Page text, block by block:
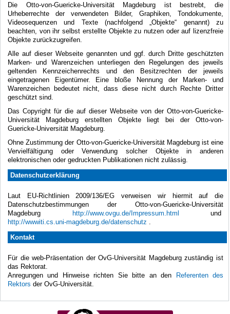
Die Otto-von-Guericke-Universität Magdeburg ist bestrebt, die
Urheberrechte der verwendeten Bilder, Graphiken, Tondokumente,
Videosequenzen und Texte (nachfolgend „Objekte“ genannt) zu
beachten, von ihr selbst erstellte Objekte zu nutzen oder auf lizenzfreie
Objekte zurückzugreifen.
Alle auf dieser Webseite genannten und ggf. durch Dritte geschützten
Marken- und Warenzeichen unterliegen den Regelungen des jeweils
geltenden Kennzeichenrechts und den Besitzrechten der jeweils
eingetragenen Eigentümer. Eine bloße Nennung der Marken- und
Warenzeichen bedeutet nicht, dass diese nicht durch Rechte Dritter
geschützt sind.
Das Copyright für die auf dieser Webseite von der Otto-von-Guericke-
Universität Magdeburg erstellten Objekte liegt bei der Otto-von-
Guericke-Universität Magdeburg.
Ohne Zustimmung der Otto-von-Guericke-Universität Magdeburg ist eine
Vervielfältigung oder Verwendung solcher Objekte in anderen
elektronischen oder gedruckten Publikationen nicht zulässig.
Datenschutzerklärung
Laut EU-Richtlinien 2009/136/EG verweisen wir hiermit auf die
Datenschutzbestimmungen der Otto-von-Guericke-Universität
Magdeburg
http://www.ovgu.de/Impressum.html
und
http://wwwiti.cs.uni-magdeburg.de/datenschutz
Kontakt
Für die web-Präsentation der OvG-Universität Magdeburg zuständig ist
das Rektorat.
Anregungen und Hinweise richten Sie bitte an den
Referenten des
Rektors der OvG-Universität.